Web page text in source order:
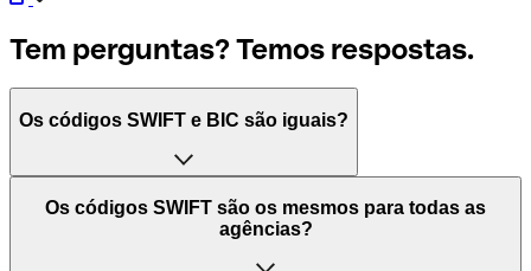
Tem perguntas? Temos respostas.
Os códigos SWIFT e BIC são iguais?
O acrónimo SWIFT significa "Society for Worldwide
Interbank Financial Telecommunication (Sociedade para
Os códigos SWIFT são os mesmos para todas as
agências?